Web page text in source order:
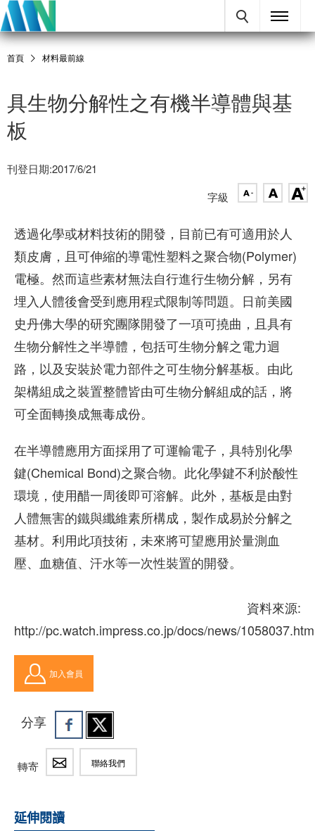
首頁 材料最前線
具生物分解性之有機半導體與基
板
刊登日期:2017/6/21
字級
透過化學或材料技術的開發，目前已有可適用於人
類皮膚，且可伸縮的導電性塑料之聚合物(Polymer)
電極。然而這些素材無法自行進行生物分解，另有
埋入人體後會受到應用程式限制等問題。日前美國
史丹佛大學的研究團隊開發了一項可撓曲，且具有
生物分解性之半導體，包括可生物分解之電力迴
路，以及安裝於電力部件之可生物分解基板。由此
架構組成之裝置整體皆由可生物分解組成的話，將
可全面轉換成無毒成份。
在半導體應用方面採用了可運輸電子，具特別化學
鍵(Chemical Bond)之聚合物。此化學鍵不利於酸性
環境，使用醋一周後即可溶解。此外，基板是由對
人體無害的鐵與纖維素所構成，製作成易於分解之
基材。利用此項技術，未來將可望應用於量測血
壓、血糖值、汗水等一次性裝置的開發。
資料來源:
http://pc.watch.impress.co.jp/docs/news/
加入會員
分享
轉寄 聯絡我們
延伸閱讀